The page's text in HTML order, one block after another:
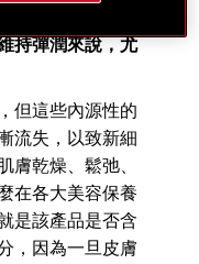
持彈潤來說，尤
但這些內源性的
流失，以致新細
膚乾燥、鬆弛、
在各大美容保養
是該產品是否含
，因為一旦皮膚